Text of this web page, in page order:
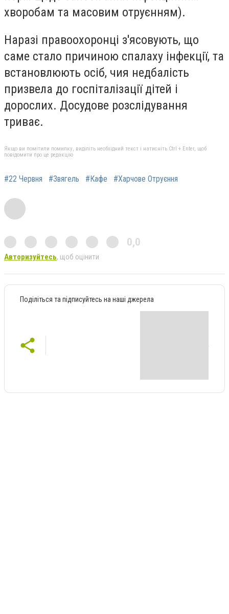
хворобам та масовим отруєнням).
Наразі правоохоронці з'ясовують, що
саме стало причиною спалаху інфекції, та
встановлюють осіб, чия недбалість
призвела до госпіталізації дітей і
дорослих. Досудове розслідування
триває.
Якщо ви помітили помилку, виділіть необхідний текст і натисніть Ctrl + Enter, щоб
повідомити про це редакцію
#22 Червня #Звягель #Кафе #Харчове Отруєння
0,0
Авторизуйтесь, щоб оцінити
Поділіться та підписуйтесь на наші джерела